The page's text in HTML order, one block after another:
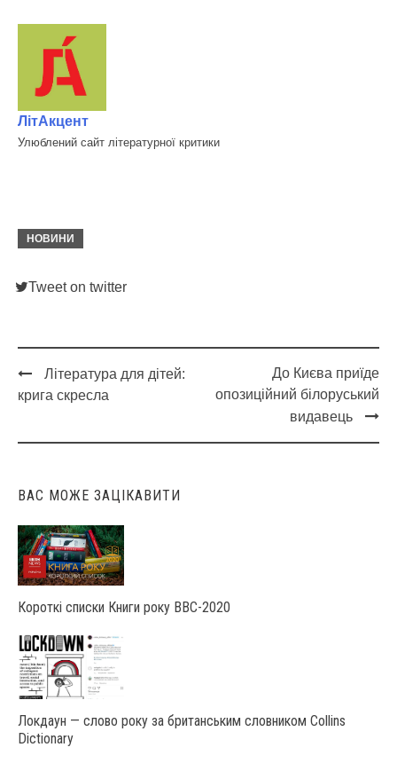
ЛітАкцент
Улюблений сайт літературної критики
НОВИНИ
Tweet on twitter
Post
Література для дітей:
крига скресла
До Києва приїде
опозиційний білоруський
видавець
ВАС МОЖЕ ЗАЦІКАВИТИ
Короткі списки Книги року ВВС-2020
Локдаун — слово року за британським словником Collins
Dictionary